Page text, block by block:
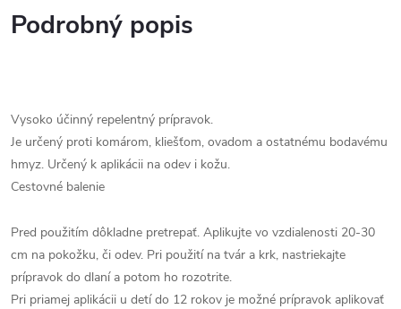
Podrobný popis
Vysoko účinný repelentný prípravok.
Je určený proti komárom, kliešťom, ovadom a ostatnému bodavému
hmyz. Určený k aplikácii na odev i kožu.
Cestovné balenie
Pred použitím dôkladne pretrepať. Aplikujte vo vzdialenosti 20-30
cm na pokožku, či odev. Pri použití na tvár a krk, nastriekajte
prípravok do dlaní a potom ho rozotrite.
Pri priamej aplikácii u detí do 12 rokov je možné prípravok aplikovať